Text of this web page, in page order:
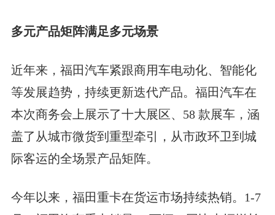
多元产品矩阵满足多元场景
近年来，福田汽车紧跟商用车电动化、智能化
等发展趋势，持续更新迭代产品。福田汽车在
本次商务会上展示了十大展区、58 款展车，涵
盖了从城市微货到重型牵引，从市政环卫到城
际客运的全场景产品矩阵。
今年以来，福田重卡在货运市场持续热销。1-7